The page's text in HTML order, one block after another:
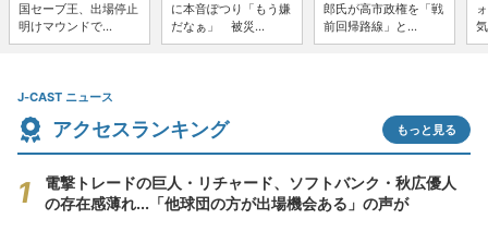
国セーブ王、出場停止
明けマウンドで...
に本音ぽつり「もう嫌
だなぁ」 被災...
郎氏が高市政権を「戦
前回帰路線」と...
J-CAST ニュース
アクセスランキング もっと見る
電撃トレードの巨人・リチャード、ソフトバンク・秋広優人
の存在感薄れ...「他球団の方が出場機会ある」の声が